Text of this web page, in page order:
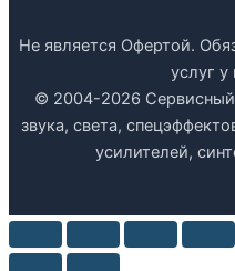
Не является Офертой.
услуг
© 2004-2026 Сервисный
звука, света,
усилителей,